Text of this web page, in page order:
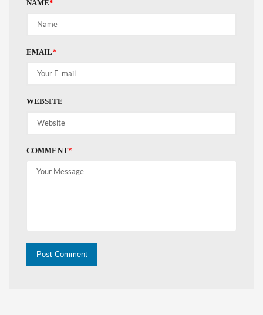
NAME*
EMAIL*
WEBSITE
COMMENT*